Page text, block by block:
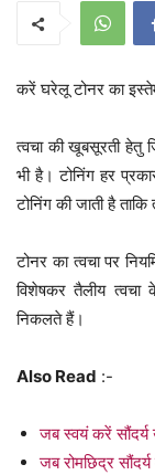
करें घरेलू टोनर का
त्वचा की खूबसूरती हेतु
भी है। टोनिंग हर
टोनिंग की जाती है
टोनर का त्वचा पर
विशेषकर तैलीय
निकलते हैं।
Also Read :-
जब स्वयं करें सौंदर्य
जब रोमछिद्र